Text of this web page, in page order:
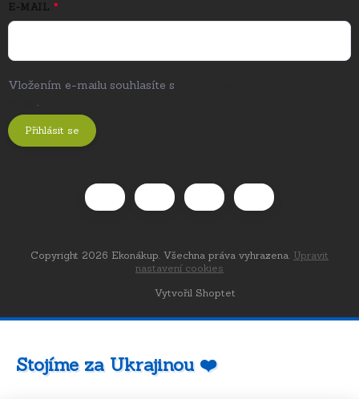
E-MAIL
Vložením e-mailu souhlasíte s
.
Přihlásit se
Vytvořil Shoptet
Copyright 2026 Ekonákup. Všechna práva vyhrazena. Upravit
nastavení cookies
Stojíme za Ukrajinou ❤️